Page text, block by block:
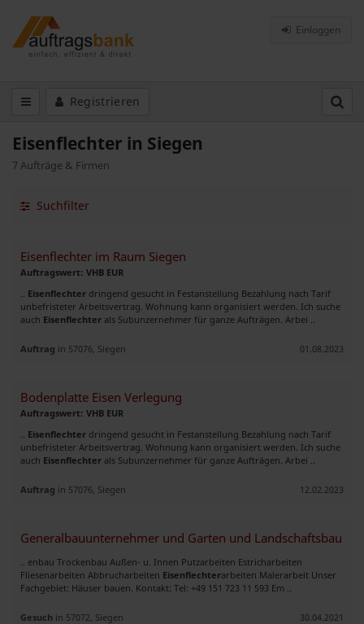
Einloggen
Registrieren
Eisenflechter in Siegen
7 Aufträge & Firmen
Suchfilter
Eisenflechter im Raum Siegen
Auftragswert: VHB EUR
Eisenflechter dringend gesucht in Festanstellung Bezahlung nach Tarif
unbefristeter Arbeitsvertrag. Wohnung kann organisiert werden. Ich suche
auch Eisenflechter als Subunzernehmer für ganze Aufträgen. Arbei ..
Auftrag in 57076, Siegen 01.08.2023
Bodenplatte Eisen Verlegung
Auftragswert: VHB EUR
Eisenflechter dringend gesucht in Festanstellung Bezahlung nach Tarif
unbefristeter Arbeitsvertrag. Wohnung kann organisiert werden. Ich suche
auch Eisenflechter als Subunzernehmer für ganze Aufträgen. Arbei ..
Auftrag in 57076, Siegen 12.02.2023
Generalbauunternehmer und Garten und Landschaftsbau
.. enbau Trockenbau Außen- u. Innen Putzarbeiten Estricharbeiten
Fliesenarbeiten Abbrucharbeiten Eisenflechterarbeiten Malerarbeit Unser
Fachgebiet: Häuser bauen. Kontakt: Tel: +49 151 723 11 593 Em ..
Gesuch in 57072, Siegen 30.04.2021